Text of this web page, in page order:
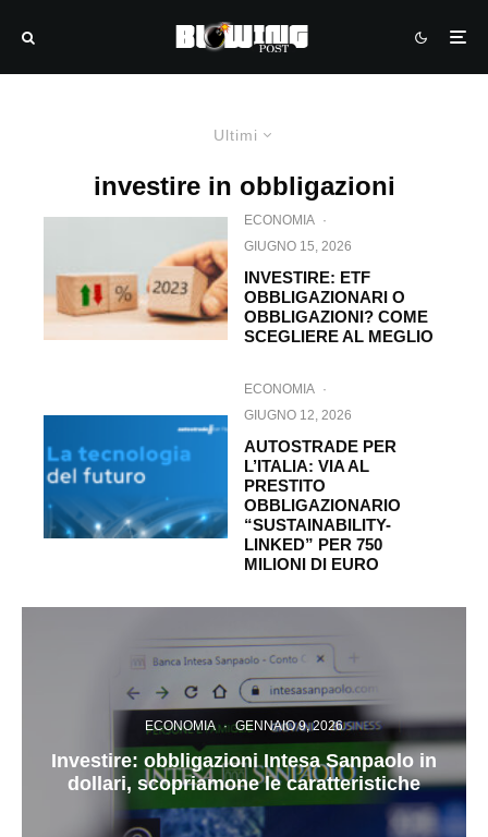
Ultimi
investire in obbligazioni
ECONOMIA ·
GIUGNO 15, 2026
INVESTIRE: ETF
OBBLIGAZIONARI O
OBBLIGAZIONI? COME
SCEGLIERE AL MEGLIO
ECONOMIA ·
GIUGNO 12, 2026
AUTOSTRADE PER
L’ITALIA: VIA AL
PRESTITO
OBBLIGAZIONARIO
“SUSTAINABILITY-
LINKED” PER 750
MILIONI DI EURO
ECONOMIA · GENNAIO 9, 2026
Investire: obbligazioni Intesa Sanpaolo in
dollari, scopriamone le caratteristiche